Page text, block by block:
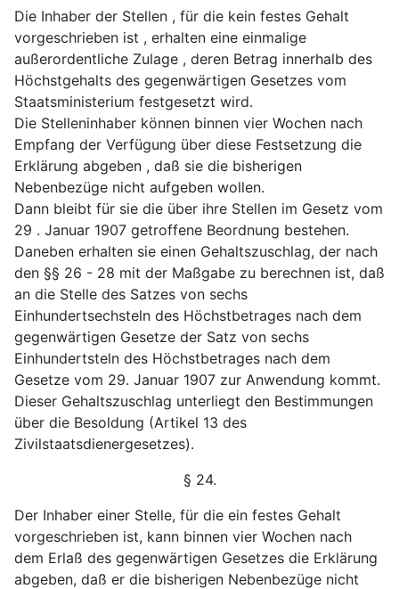
Die Inhaber der Stellen , für die kein festes Gehalt
vorgeschrieben ist , erhalten eine einmalige
außerordentliche Zulage , deren Betrag innerhalb des
Höchstgehalts des gegenwärtigen Gesetzes vom
Staatsministerium festgesetzt wird.
Die Stelleninhaber können binnen vier Wochen nach
Empfang der Verfügung über diese Festsetzung die
Erklärung abgeben , daß sie die bisherigen
Nebenbezüge nicht aufgeben wollen.
Dann bleibt für sie die über ihre Stellen im Gesetz vom
29 . Januar 1907 getroffene Beordnung bestehen.
Daneben erhalten sie einen Gehaltszuschlag, der nach
den §§ 26 - 28 mit der Maßgabe zu berechnen ist, daß
an die Stelle des Satzes von sechs
Einhundertsechsteln des Höchstbetrages nach dem
gegenwärtigen Gesetze der Satz von sechs
Einhundertsteln des Höchstbetrages nach dem
Gesetze vom 29. Januar 1907 zur Anwendung kommt.
Dieser Gehaltszuschlag unterliegt den Bestimmungen
über die Besoldung (Artikel 13 des
Zivilstaatsdienergesetzes).
§ 24.
Der Inhaber einer Stelle, für die ein festes Gehalt
vorgeschrieben ist, kann binnen vier Wochen nach
dem Erlaß des gegenwärtigen Gesetzes die Erklärung
abgeben, daß er die bisherigen Nebenbezüge nicht